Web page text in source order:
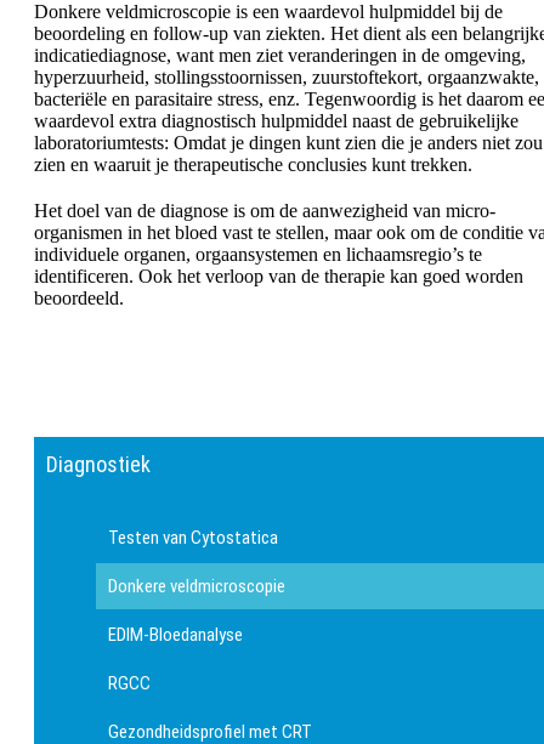
Donkere veldmicroscopie is een waardevol hulpmiddel bij de
beoordeling en follow-up van ziekten. Het dient als een
indicatiediagnose, want men ziet veranderingen in de omgeving,
hyperzuurheid, stollingsstoornissen, zuurstoftekort, orgaanzwakte,
bacteriële en parasitaire stress, enz. Tegenwoordig is het daarom
waardevol extra diagnostisch hulpmiddel naast de gebruikelijke
laboratoriumtests: Omdat je dingen kunt zien die je anders niet zou
zien en waaruit je therapeutische conclusies kunt trekken.
Het doel van de diagnose is om de aanwezigheid van micro-
organismen in het bloed vast te stellen, maar ook om de conditie
individuele organen, orgaansystemen en lichaamsregio’s te
identificeren. Ook het verloop van de therapie kan goed worden
beoordeeld.
Diagnostiek
Testen van Cytostatica
Donkere veldmicroscopie
EDIM-Bloedanalyse
RGCC
Gezondheidsprofiel met CRT